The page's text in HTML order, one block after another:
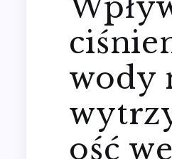
wody
ość